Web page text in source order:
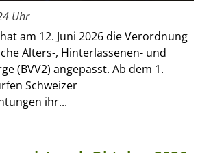
Uhr
am 12. Juni 2026 die Verordnung
Alters-, Hinterlassenen- und
(BVV2) angepasst. Ab dem 1.
Schweizer
ihr...